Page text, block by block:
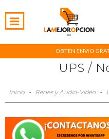
OBTEN ENVIO
UPS /
Inicio - Redes y Audio-Video -